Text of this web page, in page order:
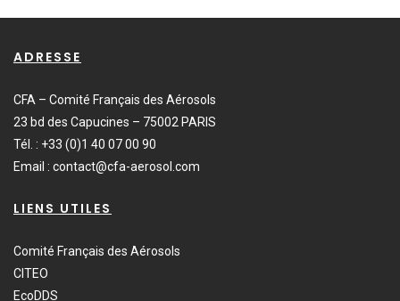
ADRESSE
CFA – Comité Français des Aérosols
23 bd des Capucines – 75002 PARIS
Tél. : +33 (0)1 40 07 00 90
Email : contact@cfa-aerosol.com
LIENS UTILES
Comité Français des Aérosols
CITEO
EcoDDS